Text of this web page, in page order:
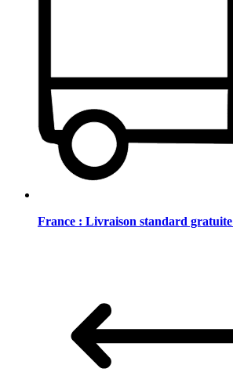
France : Livraison standard gratuite